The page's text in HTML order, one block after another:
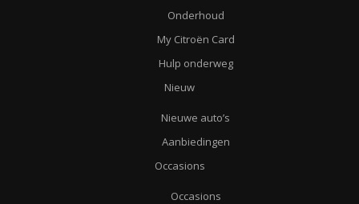
Onderhoud
My Citroën Card
Hulp onderweg
Nieuw
Nieuwe auto’s
Aanbiedingen
Occasions
Occasions